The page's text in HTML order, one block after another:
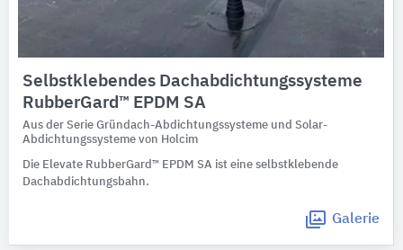
Selbstklebendes Dachabdichtungssysteme
RubberGard™ EPDM SA
Aus der Serie Gründach-Abdichtungssysteme und Solar-
Abdichtungssysteme von Holcim
Die Elevate RubberGard™ EPDM SA ist eine selbstklebende
Dachabdichtungsbahn.
Galerie